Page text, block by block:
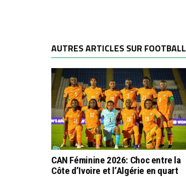
AUTRES ARTICLES SUR FOOTBALL
CAN Féminine 2026: Choc entre la
Côte d’Ivoire et l’Algérie en quart